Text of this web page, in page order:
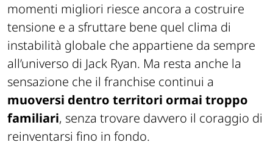
momenti migliori riesce ancora a costruire
tensione e a sfruttare bene quel clima di
instabilità globale che appartiene da sempre
all’universo di Jack Ryan. Ma resta anche la
sensazione che il franchise continui a
muoversi dentro territori ormai troppo
familiari, senza trovare davvero il coraggio di
reinventarsi fino in fondo.